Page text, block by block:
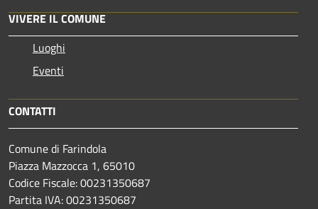
VIVERE IL COMUNE
Luoghi
Eventi
CONTATTI
Comune di Farindola
Piazza Mazzocca 1, 65010
Codice Fiscale: 00231350687
Partita IVA: 00231350687